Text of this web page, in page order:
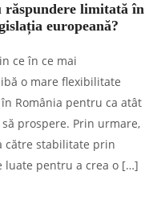
răspundere limitată în
europeană?
ce în ce mai
o mare flexibilitate
România pentru ca atât
prospere. Prin urmare,
către stabilitate prin
luate pentru a crea o […]